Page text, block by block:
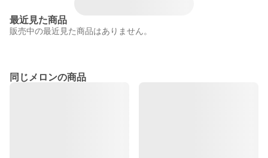
最近見た商品
販売中の最近見た商品はありません。
同じメロンの商品